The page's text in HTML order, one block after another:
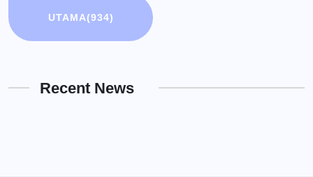
UTAMA(934)
Recent News